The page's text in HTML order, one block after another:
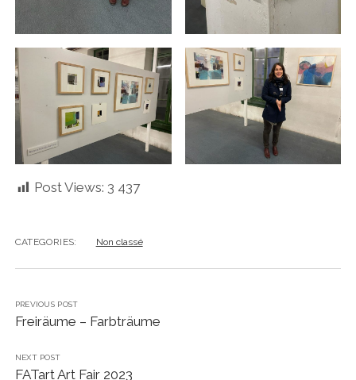
Post Views: 3 437
CATEGORIES: Non classé
PREVIOUS POST
Freiräume – Farbträume
NEXT POST
FATart Art Fair 2023